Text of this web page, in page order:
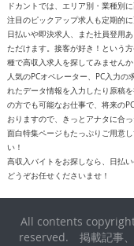
ドカントでは、エリア別・業種別
注目のピックアップ求人も定期的
日払いや即決求人、また社員登用
ただけます。接客が好き！という
種で高収入求人を探してみませんか
人気のPCオペレーター、PC入力
れたデータ情報を入力したり原稿
の方でも可能なお仕事で、将来の
おりますので、きっとアナタに合っ
面白特集ページもたっぷりご用意
い！
高収入バイトをお探しなら、日払
どうぞお任せくださいませ！
All contents
reserved. 掲載記事、